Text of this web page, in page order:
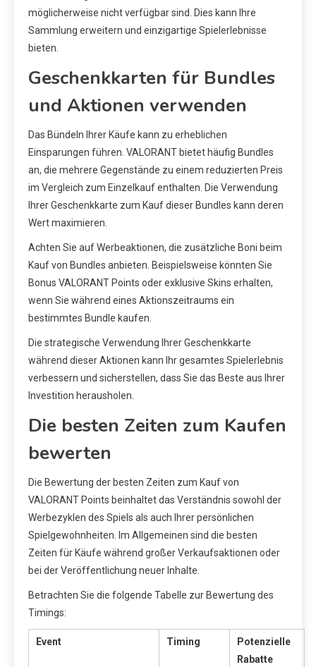
möglicherweise nicht verfügbar sind. Dies kann Ihre
Sammlung erweitern und einzigartige Spielerlebnisse
bieten.
Geschenkkarten für Bundles
und Aktionen verwenden
Das Bündeln Ihrer Käufe kann zu erheblichen
Einsparungen führen. VALORANT bietet häufig Bundles
an, die mehrere Gegenstände zu einem reduzierten Preis
im Vergleich zum Einzelkauf enthalten. Die Verwendung
Ihrer Geschenkkarte zum Kauf dieser Bundles kann deren
Wert maximieren.
Achten Sie auf Werbeaktionen, die zusätzliche Boni beim
Kauf von Bundles anbieten. Beispielsweise könnten Sie
Bonus VALORANT Points oder exklusive Skins erhalten,
wenn Sie während eines Aktionszeitraums ein
bestimmtes Bundle kaufen.
Die strategische Verwendung Ihrer Geschenkkarte
während dieser Aktionen kann Ihr gesamtes Spielerlebnis
verbessern und sicherstellen, dass Sie das Beste aus Ihrer
Investition herausholen.
Die besten Zeiten zum Kaufen
bewerten
Die Bewertung der besten Zeiten zum Kauf von
VALORANT Points beinhaltet das Verständnis sowohl der
Werbezyklen des Spiels als auch Ihrer persönlichen
Spielgewohnheiten. Im Allgemeinen sind die besten
Zeiten für Käufe während großer Verkaufsaktionen oder
bei der Veröffentlichung neuer Inhalte.
Betrachten Sie die folgende Tabelle zur Bewertung des
Timings:
Event Timing
Potenzielle
Rabatte